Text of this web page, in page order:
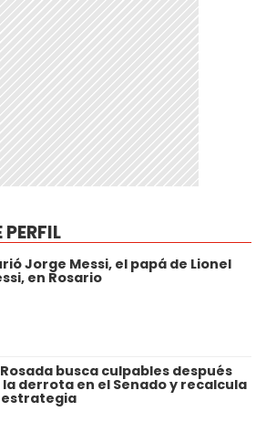
Jorge Messi, el papá de Lionel
en Rosario
Rosada busca culpables después
la derrota en el Senado y recalcula
estrategia